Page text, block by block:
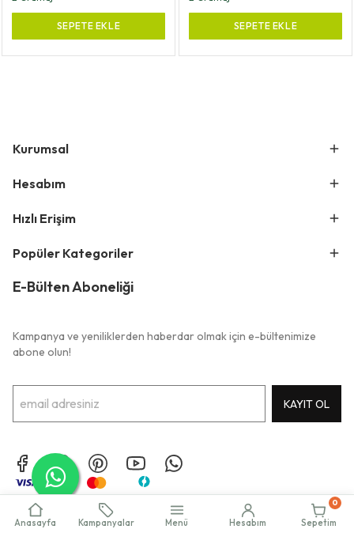
SEPETE EKLE SEPETE EKLE
Kurumsal
Hesabım
Hızlı Erişim
Popüler Kategoriler
E-Bülten Aboneliği
Kampanya ve yeniliklerden haberdar olmak için e-bültenimize
abone olun!
KAYIT OL
Performance Marketing: Balp Dijital
Anasayfa Kampanyalar Menü Hesabım
0
Sepetim